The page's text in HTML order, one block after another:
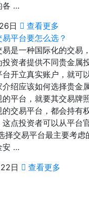
各 …
日
查看更多
平台要怎么选？
是一种国际化的交易
资者提供不同贵金属
台开立真实账户，就可
绍应该如何选择贵金
的平台，就要其交易牌
交易平台，都会持有
这点投资者可以从平台
择交易平台最主要考虑
安 …
日
查看更多